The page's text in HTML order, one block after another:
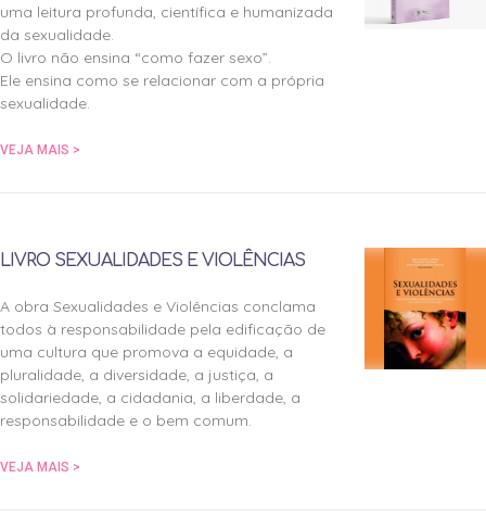
uma leitura profunda, científica e humanizada
da sexualidade.
O livro não ensina “como fazer sexo”.
Ele ensina como se relacionar com a própria
sexualidade.
VEJA MAIS >
LIVRO SEXUALIDADES E VIOLÊNCIAS
A obra Sexualidades e Violências conclama
todos à responsabilidade pela edificação de
uma cultura que promova a equidade, a
pluralidade, a diversidade, a justiça, a
solidariedade, a cidadania, a liberdade, a
responsabilidade e o bem comum.
VEJA MAIS >